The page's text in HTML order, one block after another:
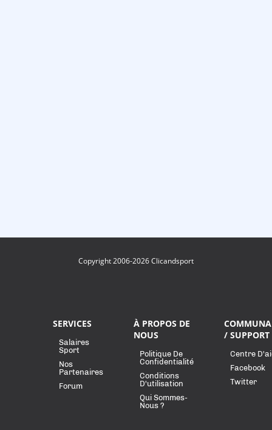
Copyright 2006-2026 Clicandsport
SERVICES
Salaires
Sport
Nos
Partenaires
Forum
À PROPOS DE
NOUS
Politique De
Confidentialité
Conditions
D'utilisation
Qui Sommes-
Nous ?
/ SUPPORT
Centre
Facebook
Twitter